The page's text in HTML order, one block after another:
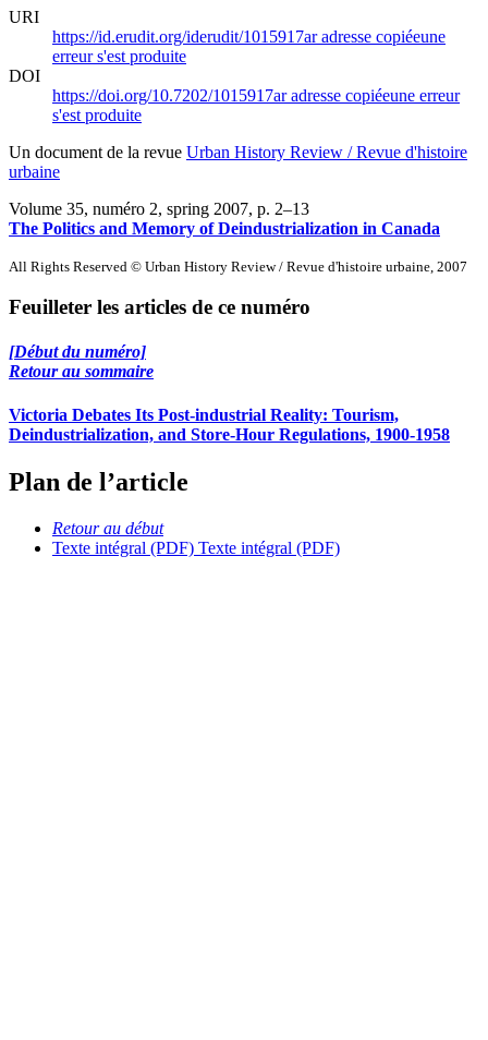
URI
https://id.erudit.org/iderudit/1015917aradresse copiéeune
erreur s'est produite
DOI
https://doi.org/10.7202/1015917aradresse copiéeune erreur
s'est produite
Un document de la revue Urban History Review / Revue d'histoire
urbaine
Volume 35, numéro 2, spring 2007, p. 2–13
The Politics and Memory of Deindustrialization in Canada
All Rights Reserved © Urban History Review / Revue d'histoire urbaine, 2007
Feuilleter les articles de ce numéro
[Début du numéro]
Retour au sommaire
Victoria Debates Its Post-industrial Reality: Tourism,
Deindustrialization, and Store-Hour Regulations, 1900-1958
Plan de l’article
Retour au début
Texte intégral (PDF) Texte intégral (PDF)